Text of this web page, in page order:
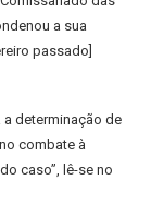
a sua
passado]
a determinação de
combate à
caso”, lê-se no